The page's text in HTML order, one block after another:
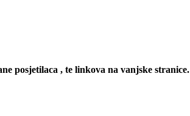
posjetilaca , te linkova na vanjske stranice.